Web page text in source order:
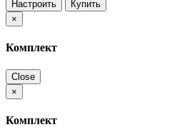
Настроить
Купить
×
Комплект
Close
×
Комплект